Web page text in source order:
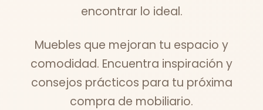
encontrar lo ideal.
Muebles que mejoran tu espacio y
comodidad. Encuentra inspiración y
consejos prácticos para tu próxima
compra de mobiliario.